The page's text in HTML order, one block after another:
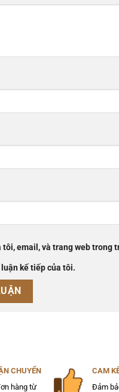
tôi, email, và trang web trong
kế tiếp của tôi.
CHUYỂN
hàng từ
CAM
Đảm